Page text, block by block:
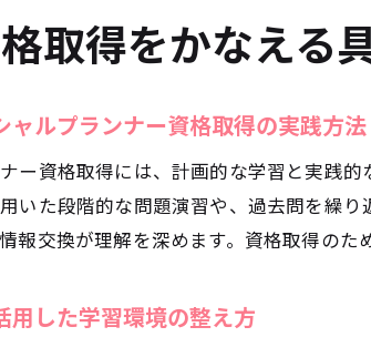
地元のネットワーク
ファイナンシャルプ
転職や独立に役立つ
資格取得後の年収や
実務経験を積むた
資格取得後の自己成
取得をかなえる
ャルプランナー資格取得の実践方法
ー資格取得には、計画的な学習と実践
いた段階的な問題演習や、過去問を繰
報交換が理解を深めます。資格取得の
用した学習環境の整え方